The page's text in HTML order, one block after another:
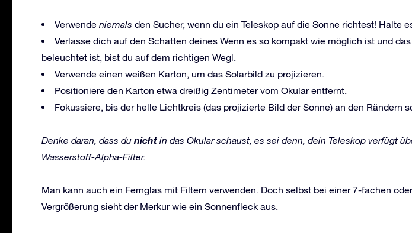
Verwende niemals den Sucher, wenn du ein Teleskop auf die Sonne richtest! Halte
Verlasse dich auf den Schatten deines Wenn es so kompakt wie möglich ist und
beleuchtet ist, bist du auf dem richtigen Wegl.
Verwende einen weißen Karton, um das Solarbild zu projizieren.
Positioniere den Karton etwa dreißig Zentimeter vom Okular entfernt.
Fokussiere, bis der helle Lichtkreis (das projizierte Bild der Sonne) an den Rändern
Denke daran, dass du nicht in das Okular schaust, es sei denn, dein Teleskop verfügt
Wasserstoff-Alpha-Filter.
Man kann auch ein Fernglas mit Filtern verwenden. Doch selbst bei einer 7-fachen
Vergrößerung sieht der Merkur wie ein Sonnenfleck aus.